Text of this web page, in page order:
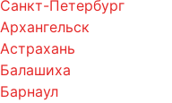
Санкт-Петербург
Архангельск
Астрахань
Балашиха
Барнаул